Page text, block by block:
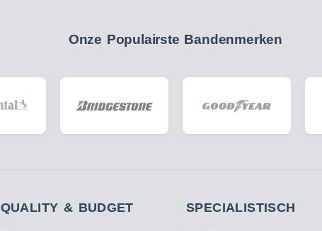
Onze Populairste Bandenmerken
QUALITY & BUDGET SPECIALISTISCH